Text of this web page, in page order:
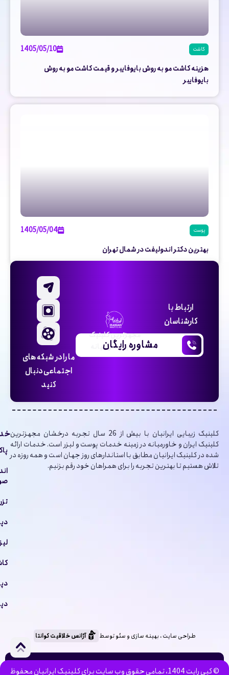
کاشت
1405/05/10
هزینه کاشت مو به روش بایوفایبر و قیمت کاشت مو به روش
بایوفایبر
پوست
1405/05/04
بهترین دکتر اندولیفت در شمال تهران
ارتباط با
کارشناسان
مشاوره رایگان
مجهزترین کلینیک
زیبایی خاورمیانه
ما را در شبکه های
اجتماعی دنبال
کنید
کلینیک‌ زیبایی ایرانیان با بیش از 26 سال تجربه درخشان مجهزترین
کلینیک ایران و خاورمیانه در زمینه خدمات پوست و لیزر است. خدمات ارائه
شده در کلینیک ایرانیان مطابق با استاندارهای روز جهان است و همه روزه در
تلاش هستیم تا بهترین تجربه را برای همراهان خود رقم بزنیم.
طراحی سایت ، بهینه سازی و سئو توسط آژانس خلاقیت کوانتا
© کپی رایت 1404، تمامی حقوق وب سایت برای کلینیک ایرانیان محفوظ